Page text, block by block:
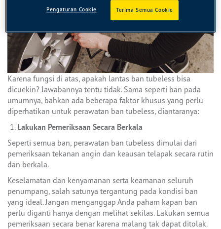
Karena fungsi di atas, apakah lantas ban tubeless bisa
dicuekin? Jawabannya tentu tidak. Sama seperti ban pada
umumnya, bahkan ada beberapa faktor khusus yang perlu
diperhatikan untuk perawatan ban tubeless, diantaranya:
Lakukan Pemeriksaan Secara Berkala
Seperti semua ban, perawatan ban tubeless dimulai dari
pemeriksaan tekanan angin dan keausan telapak secara rutin
dan berkala.
Keselamatan dan kenyamanan serta keamanan seluruh
penumpang, salah satunya tergantung pada kondisi ban
yang ideal. Jangan menganggap Anda paham kapan ban
perlu diganti hanya dengan melihat sekilas. Lakukan semua
pemeriksaan secara benar karena malang tak dapat ditolak.
Terima Semua Cookie
Pengaturan Cookie